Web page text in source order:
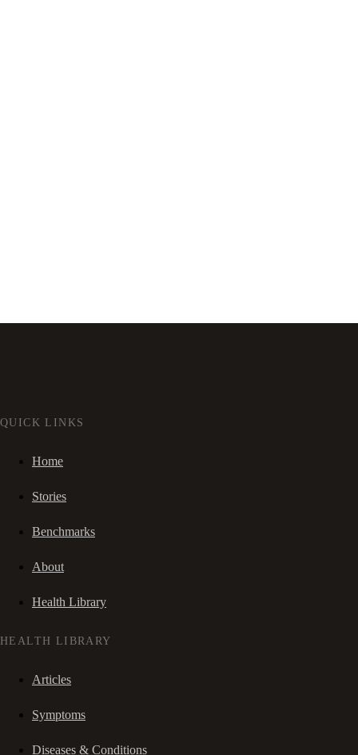
QUICK LINKS
Home
Stories
Benchmarks
About
Health Library
HEALTH LIBRARY
Articles
Symptoms
Diseases & Conditions